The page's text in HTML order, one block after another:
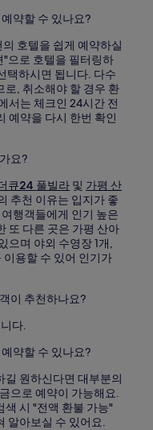
약할 수 있나요?
호텔을 쉽게 예약하실
"으로 호텔을 필터링하
택하시면 됩니다. 다수
로, 취소해야 할 경우 환
서는 체크인 24시간 전
예약을 다시 한번 확인
요?
큐24 풀빌라 및 가평 산
추천 이유는 입지가 좋
행객들에게 인기 높은
또 다른 곳은 가평 산아
으며 야외 수영장 1개,
이용할 수 있어 인기가
이 추천하나요?
다.
약할 수 있나요?
길 원하신다면 대부분의
으로 예약이 가능해요.
색 시 "전액 환불 가능"
알아보실 수 있어요.